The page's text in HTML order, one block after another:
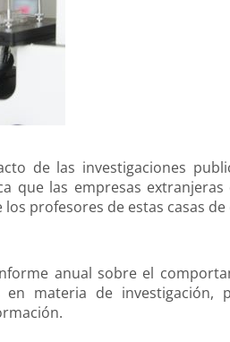
de las investigaciones
que las empresas
profesores de estas casas
anual sobre el
en materia de investigación,